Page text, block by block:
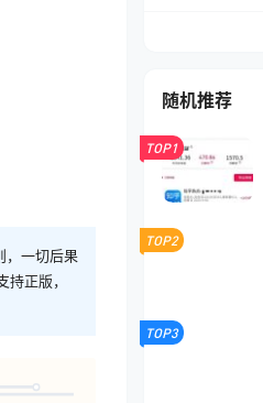
，一切后果
正版，
随机推荐
TOP1
TOP2
TOP3